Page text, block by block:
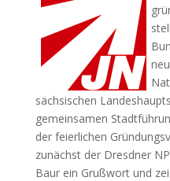
sächsischen
gemeinsamen
der feierlichen
zunächst der Dresdner
Baur ein Grußwort und